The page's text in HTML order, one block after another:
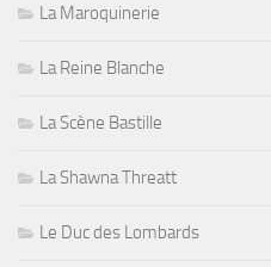
La Maroquinerie
La Reine Blanche
La Scène Bastille
La Shawna Threatt
Le Duc des Lombards